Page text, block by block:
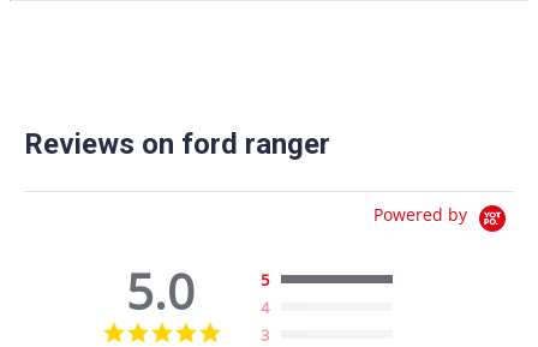
Reviews on ford ranger
Powered by
5.0
5
4
3